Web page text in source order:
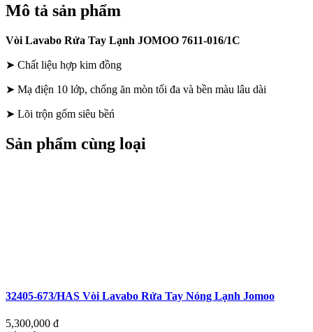
Mô tả sản phẩm
Vòi Lavabo Rửa Tay Lạnh JOMOO 7611-016/1C
➤ Chất liệu hợp kim đồng
➤ Mạ điện 10 lớp, chống ăn mòn tối đa và bền màu lâu dài
➤ Lõi trộn gốm siêu bềń
Sản phẩm cùng loại
32405-673/HAS Vòi Lavabo Rửa Tay Nóng Lạnh Jomoo
5,300,000 đ